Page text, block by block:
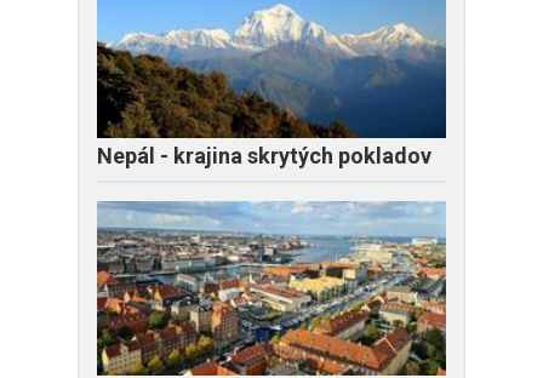
Nepál - krajina skrytých pokladov